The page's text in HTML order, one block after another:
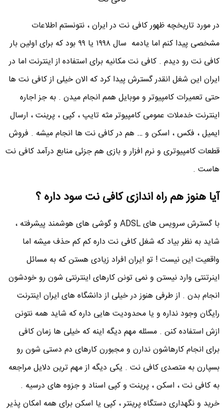
در مورد تاریخچه ظهور کافی نت در ایران ، نتونستم اطلاعات
مشخصی پیدا کنم اما یادمه سال ۱۹۹۸ یا ۹۹ بود که برای اولین بار
کافی نت رو دیدم . کافی نت مکانیه برای استفاده از اینترنت اما در
ایران این شغل انقدر گسترش پیدا کرد که الان خیلی از کافی نت ها
حتی تعمیرات کامپیوتر و موبایل همم انجام میدن . به جز اجاره
اینترنت خدملات عمومی کامپیوتر مثه تایپ ، کپی ، پرینت ، ارسال
ایمیل ، فکس ، اسکن و … هم در کافی نت ها انجام میشه . فروش
قطعات کامپیوتری و نرم افزار و بازی هم جزئی منابع درآمد کافی نت
هاست .
آیا هنوز هم راه اندازی کافی نت سود داره ؟
با گسترش سرویس های ADSL و گوشی های هوشمند پیشرفته ،
شاید به نظر بیاد که شغل کافی نت داره کم کم حذف میشه اما
واقعیت این نیست ! تو ایران افراد زیادی هستن که به مسائل
اینرتنتی وارد نیستن و نمی تونن کارهای اینترنتی شون رو خودشون
انجام بدن . از طرفی هنوز در خیلی از دانشگاه های ایران اینترنت
رایگان وجود نداره و یا محدودیت هایی داره که شاید همه نتونن
ازش استفاده کنن . مسئله مهم دیگه اینه که خیلی ها زمان کافی
برای انجام کارهاشون ندارن و مجبورن کارهای دم دستی شون رو
بسپارن به متصدی کافی نت . یکی دیگه از مهم ترین دلایل مراجعه
به کافی نت ، اسکن ، پرینت و کپی اسناد و جزوه های درسیه .
خرید و نگهداری دستگاه پرینتر ، کپی یا اسکن برای همه امکان پذیر